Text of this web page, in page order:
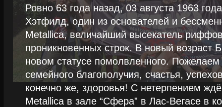
Ровно 63 года назад, 03 августа 1963
Хэтфилд, один из основателей и
Metallica, величайший высекатель
проникновенных строк. В новый возраст
новом статусе помолвленного.
семейного благополучия, счастья,
конечно же, здоровья! С нетерпением
Metallica в зале “Сфера” в Лас-Вегасе в